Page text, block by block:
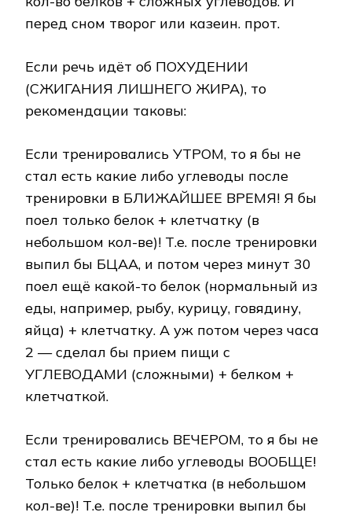
перед сном творог или казеин. прот.
Если речь идёт об ПОХУДЕНИИ
(СЖИГАНИЯ ЛИШНЕГО ЖИРА), то
рекомендации таковы:
Если тренировались УТРОМ, то я бы не
стал есть какие либо углеводы после
тренировки в БЛИЖАЙШЕЕ ВРЕМЯ! Я бы
поел только белок + клетчатку (в
небольшом кол-ве)! Т.е. после тренировки
выпил бы БЦАА, и потом через минут 30
поел ещё какой-то белок (нормальный из
еды, например, рыбу, курицу, говядину,
яйца) + клетчатку. А уж потом через часа
2 — сделал бы прием пищи с
УГЛЕВОДАМИ (сложными) + белком +
клетчаткой.
Если тренировались ВЕЧЕРОМ, то я бы не
стал есть какие либо углеводы ВООБЩЕ!
Только белок + клетчатка (в небольшом
кол-ве)! Т.е. после тренировки выпил бы